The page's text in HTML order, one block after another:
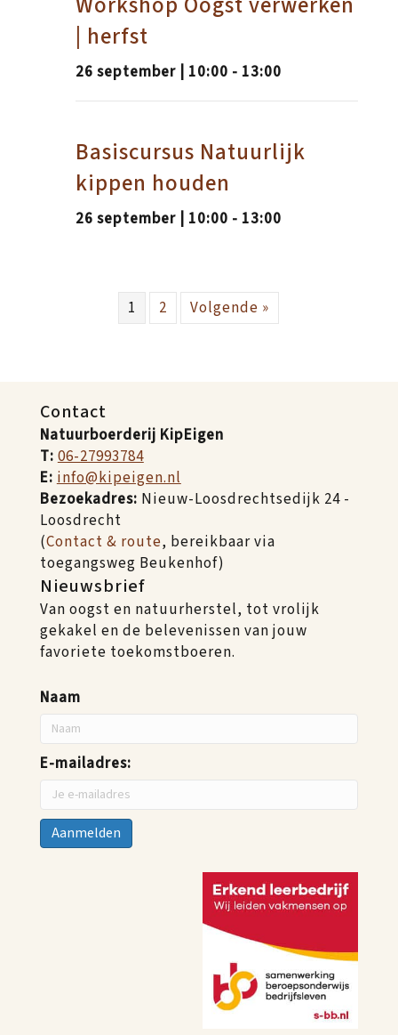
| herfst
26 september | 10:00 - 13:00
Basiscursus Natuurlijk
kippen houden
26 september | 10:00 - 13:00
1 2 Volgende »
Contact
Natuurboerderij KipEigen
T:06-27993784
E:info@kipeigen.nl
Bezoekadres: Nieuw-Loosdrechtsedijk 24 -
Loosdrecht
(Contact & route, bereikbaar via
toegangsweg Beukenhof)
Nieuwsbrief
Van oogst en natuurherstel, tot vrolijk
gekakel en de belevenissen van jouw
favoriete toekomstboeren.
Naam
E-mailadres: